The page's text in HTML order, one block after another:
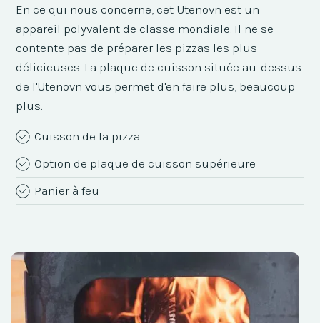
En ce qui nous concerne, cet Utenovn est un
appareil polyvalent de classe mondiale. Il ne se
contente pas de préparer les pizzas les plus
délicieuses. La plaque de cuisson située au-dessus
de l'Utenovn vous permet d'en faire plus, beaucoup
plus.
Cuisson de la pizza
Option de plaque de cuisson supérieure
Panier à feu